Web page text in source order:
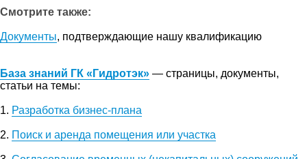
Смотрите также:
Документы, подтверждающие нашу квалификацию
База знаний ГК «Гидротэк» — страницы, документы,
статьи на темы:
1. Разработка бизнес-плана
2. Поиск и аренда помещения или участка